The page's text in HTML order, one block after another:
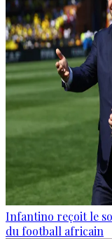
Infantino reçoit le
du football africain